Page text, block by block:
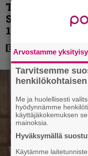
Tänän tv:ssä:
Silvo tekevät
1984
Arvostamme
Tarvitsemme
Me ja huolellisesti
hyödynnämme
käyttäjäkokemuksen
mainoksia.
Hyväksymällä
Käytämme